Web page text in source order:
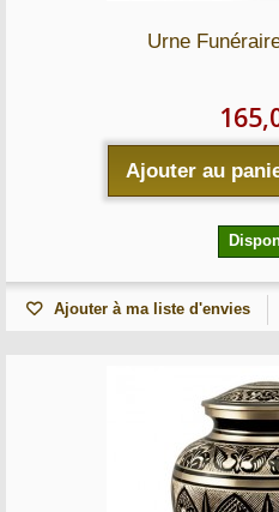
Urne
Ajouter au
Ajouter à ma liste d'envies